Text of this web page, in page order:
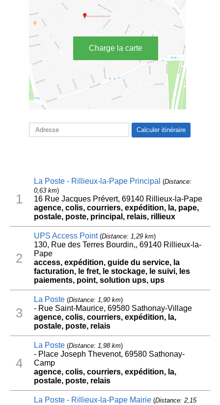
Charge la carte
1
La Poste - Rillieux-la-Pape Principal (Distance:
0,63 km)
16 Rue Jacques Prévert, 69140 Rillieux-la-Pape
agence, colis, courriers, expédition, la, pape,
postale, poste, principal, relais, rillieux
2
UPS Access Point(Distance: 1,29 km)
130, Rue des Terres Bourdin,, 69140 Rillieux-la-
Pape
access, expédition, guide du service, la
facturation, le fret, le stockage, le suivi, les
paiements, point, solution ups, ups
3
La Poste(Distance: 1,90 km)
- Rue Saint-Maurice, 69580 Sathonay-Village
agence, colis, courriers, expédition, la,
postale, poste, relais
4
La Poste(Distance: 1,98 km)
- Place Joseph Thevenot, 69580 Sathonay-
Camp
agence, colis, courriers, expédition, la,
postale, poste, relais
La Poste - Rillieux-la-Pape Mairie(Distance: 2,15